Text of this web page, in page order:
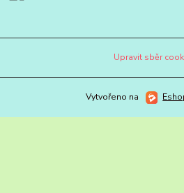
Upravit sběr
Vytvořeno na